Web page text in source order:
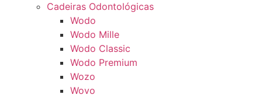
Cadeiras Odontológicas
Wodo
Wodo Mille
Wodo Classic
Wodo Premium
Wozo
Wovo